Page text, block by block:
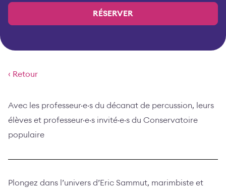
RÉSERVER
‹ Retour
Avec les professeur·e·s du décanat de percussion, leurs
élèves et professeur·e·s invité·e·s du Conservatoire
populaire
Plongez dans l’univers d’Eric Sammut, marimbiste et